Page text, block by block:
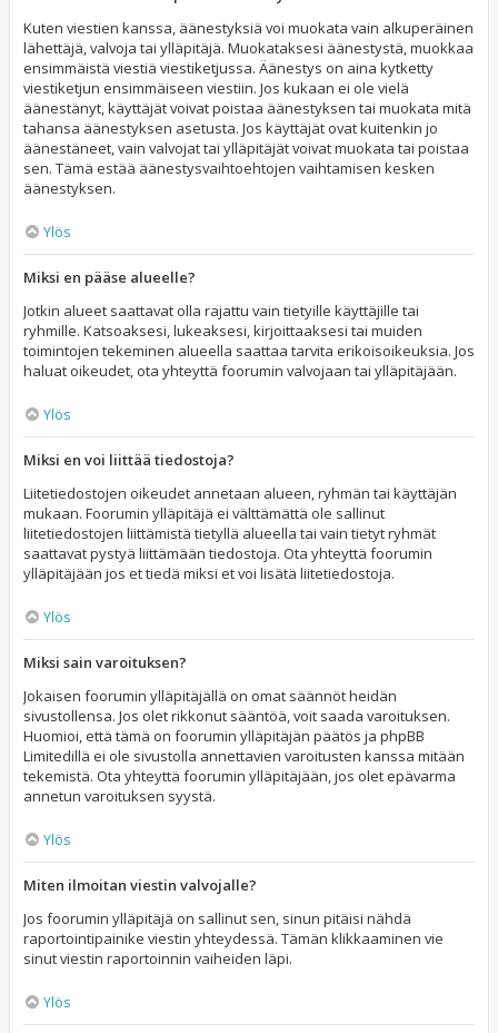
Kuten viestien kanssa, äänestyksiä voi muokata vain alkuperäinen
lähettäjä, valvoja tai ylläpitäjä. Muokataksesi äänestystä, muokkaa
ensimmäistä viestiä viestiketjussa. Äänestys on aina kytketty
viestiketjun ensimmäiseen viestiin. Jos kukaan ei ole vielä
äänestänyt, käyttäjät voivat poistaa äänestyksen tai muokata mitä
tahansa äänestyksen asetusta. Jos käyttäjät ovat kuitenkin jo
äänestäneet, vain valvojat tai ylläpitäjät voivat muokata tai poistaa
sen. Tämä estää äänestysvaihtoehtojen vaihtamisen kesken
äänestyksen.
Ylös
Miksi en pääse alueelle?
Jotkin alueet saattavat olla rajattu vain tietyille käyttäjille tai
ryhmille. Katsoaksesi, lukeaksesi, kirjoittaaksesi tai muiden
toimintojen tekeminen alueella saattaa tarvita erikoisoikeuksia. Jos
haluat oikeudet, ota yhteyttä foorumin valvojaan tai ylläpitäjään.
Ylös
Miksi en voi liittää tiedostoja?
Liitetiedostojen oikeudet annetaan alueen, ryhmän tai käyttäjän
mukaan. Foorumin ylläpitäjä ei välttämättä ole sallinut
liitetiedostojen liittämistä tietyllä alueella tai vain tietyt ryhmät
saattavat pystyä liittämään tiedostoja. Ota yhteyttä foorumin
ylläpitäjään jos et tiedä miksi et voi lisätä liitetiedostoja.
Ylös
Miksi sain varoituksen?
Jokaisen foorumin ylläpitäjällä on omat säännöt heidän
sivustollensa. Jos olet rikkonut sääntöä, voit saada varoituksen.
Huomioi, että tämä on foorumin ylläpitäjän päätös ja phpBB
Limitedillä ei ole sivustolla annettavien varoitusten kanssa mitään
tekemistä. Ota yhteyttä foorumin ylläpitäjään, jos olet epävarma
annetun varoituksen syystä.
Ylös
Miten ilmoitan viestin valvojalle?
Jos foorumin ylläpitäjä on sallinut sen, sinun pitäisi nähdä
raportointipainike viestin yhteydessä. Tämän klikkaaminen vie
sinut viestin raportoinnin vaiheiden läpi.
Ylös